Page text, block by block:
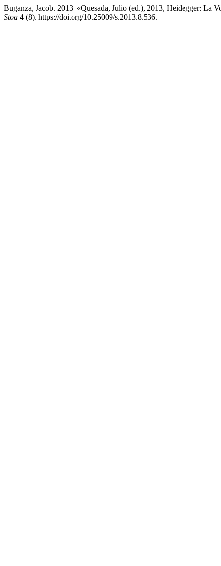
Buganza, Jacob. 2013. «Quesada, Julio (ed.), 2013, Heidegger: La
Stoa 4 (8). https://doi.org/10.25009/s.2013.8.536.